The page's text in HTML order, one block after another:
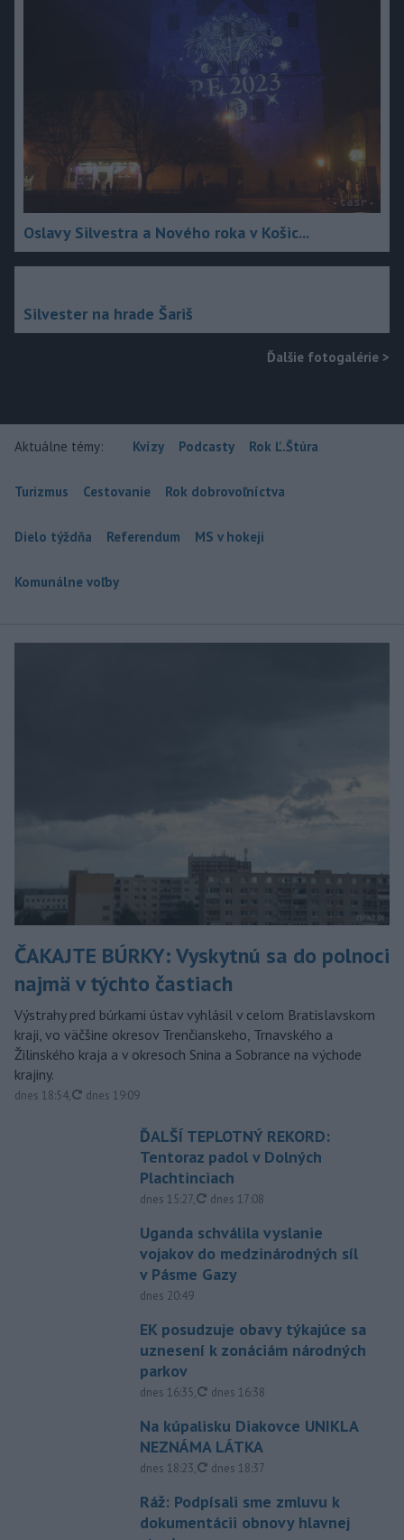
Oslavy Silvestra a Nového roka v Košic...
Silvester na hrade Šariš
Ďalšie fotogalérie >
Aktuálne témy: Kvízy Podcasty Rok Ľ.Štúra
Turizmus Cestovanie Rok dobrovoľníctva
Dielo týždňa Referendum MS v hokeji
Komunálne voľby
ČAKAJTE BÚRKY: Vyskytnú sa do polnoci
najmä v týchto častiach
Výstrahy pred búrkami ústav vyhlásil v celom Bratislavskom
kraji, vo väčšine okresov Trenčianskeho, Trnavského a
Žilinského kraja a v okresoch Snina a Sobrance na východe
krajiny.
dnes 18:54, aktualizované
dnes 19:09
ĎALŠÍ TEPLOTNÝ REKORD:
Tentoraz padol v Dolných
Plachtinciach
dnes 15:27, aktualizované
dnes 17:08
Uganda schválila vyslanie
vojakov do medzinárodných síl
v Pásme Gazy
dnes 20:49
EK posudzuje obavy týkajúce sa
uznesení k zonáciám národných
parkov
dnes 16:35, aktualizované
dnes 16:38
Na kúpalisku Diakovce UNIKLA
NEZNÁMA LÁTKA
dnes 18:23, aktualizované
dnes 18:37
Ráž: Podpísali sme zmluvu k
dokumentácii obnovy hlavnej